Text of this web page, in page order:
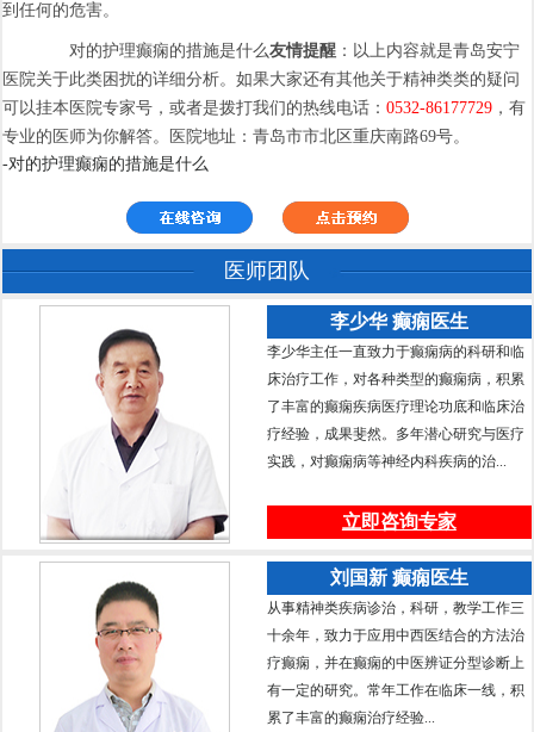
到任何的危害。
对的护理癫痫的措施是什么友情提醒 ：以上内容就是青岛安宁
医院关于此类困扰的详细分析。如果大家还有其他关于精神类类的疑问
可以挂本医院专家号，或者是拨打我们的热线电话：0532-86177729 ，有
专业的医师为你解答。医院地址：青岛市市北区重庆南路69号。
-对的护理癫痫的措施是什么
医师团队
李少华 癫痫医生
李少华主任一直致力于癫痫病的科研和临
床治疗工作，对各种类型的癫痫病，积累
了丰富的癫痫疾病医疗理论功底和临床治
疗经验，成果斐然。多年潜心研究与医疗
实践，对癫痫病等神经内科疾病的治...
立即咨询专家
刘国新 癫痫医生
从事精神类疾病诊治，科研，教学工作三
十余年，致力于应用中西医结合的方法治
疗癫痫，并在癫痫的中医辨证分型诊断上
有一定的研究。常年工作在临床一线，积
累了丰富的癫痫治疗经验...